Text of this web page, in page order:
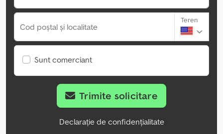
Cod poștal și localitate
Teren
Sunt comerciant
Trimite solicitare
Declarație de confidențialitate